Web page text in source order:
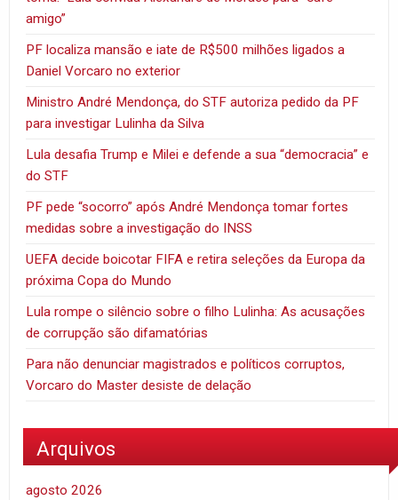
amigo”
PF localiza mansão e iate de R$500 milhões ligados a
Daniel Vorcaro no exterior
Ministro André Mendonça, do STF autoriza pedido da PF
para investigar Lulinha da Silva
Lula desafia Trump e Milei e defende a sua “democracia” e
do STF
PF pede “socorro” após André Mendonça tomar fortes
medidas sobre a investigação do INSS
UEFA decide boicotar FIFA e retira seleções da Europa da
próxima Copa do Mundo
Lula rompe o silêncio sobre o filho Lulinha: As acusações
de corrupção são difamatórias
Para não denunciar magistrados e políticos corruptos,
Vorcaro do Master desiste de delação
Arquivos
agosto 2026